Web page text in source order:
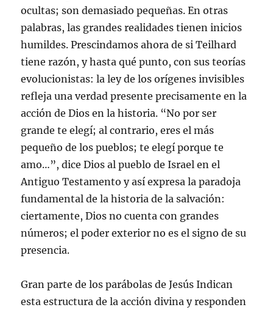
ocultas; son demasiado pequeñas. En otras
palabras, las grandes realidades tienen inicios
humildes. Prescindamos ahora de si Teilhard
tiene razón, y hasta qué punto, con sus teorías
evolucionistas: la ley de los orígenes invisibles
refleja una verdad presente precisamente en la
acción de Dios en la historia. “No por ser
grande te elegí; al contrario, eres el más
pequeño de los pueblos; te elegí porque te
amo…”, dice Dios al pueblo de Israel en el
Antiguo Testamento y así expresa la paradoja
fundamental de la historia de la salvación:
ciertamente, Dios no cuenta con grandes
números; el poder exterior no es el signo de su
presencia.
Gran parte de los parábolas de Jesús Indican
esta estructura de la acción divina y responden